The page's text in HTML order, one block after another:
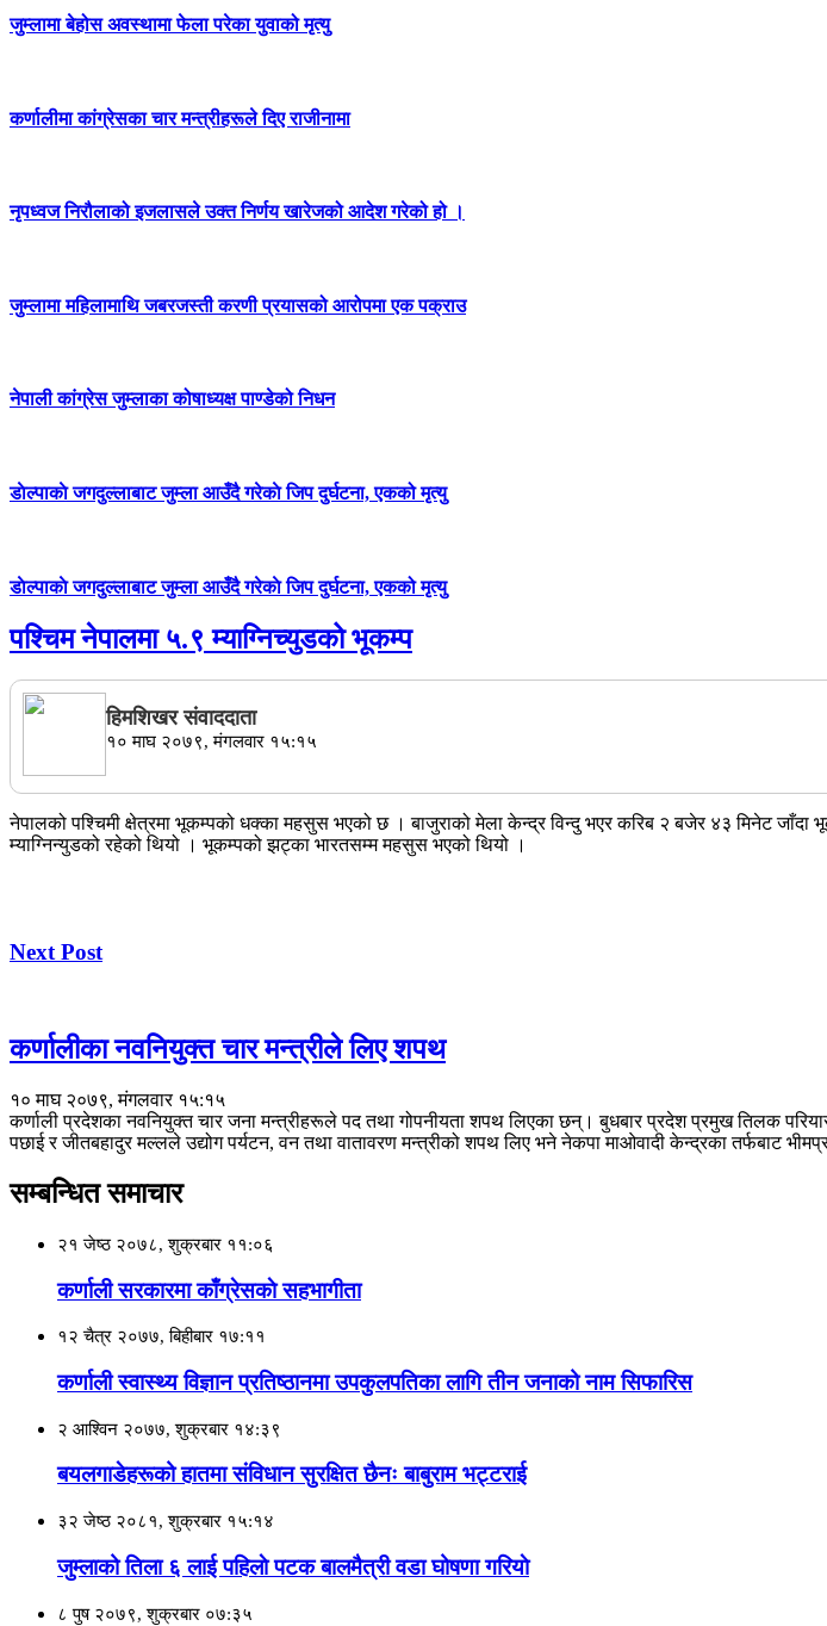
जुम्लामा बेहोस अवस्थामा फेला परेका युवाको मृत्यु
कर्णालीमा कांग्रेसका चार मन्त्रीहरूले दिए राजीनामा
नृपध्वज निरौलाको इजलासले उक्त निर्णय खारेजको आदेश गरेको हो ।
जुम्लामा महिलामाथि जबरजस्ती करणी प्रयासको आरोपमा एक पक्राउ
नेपाली कांग्रेस जुम्लाका कोषाध्यक्ष पाण्डेको निधन
डाेल्पाकाे जगदुल्लाबाट जुम्ला आउँदै गरेकाे जिप दुर्घटना, एकको मृत्यु
डाेल्पाकाे जगदुल्लाबाट जुम्ला आउँदै गरेकाे जिप दुर्घटना, एकको मृत्यु
पश्चिम नेपालमा ५.९ म्याग्निच्युडको भूकम्प
हिमशिखर संवाददाता
१० माघ २०७९, मंगलवार १५:१५
नेपालको पश्चिमी क्षेत्रमा भूकम्पको धक्का महसुस भएको छ । बाजुराको मेला केन्द्र विन्दु भएर करिब २ बजेर ४३ मिनेट
म्याग्निन्युडको रहेको थियो । भूकम्पको झट्का भारतसम्म महसुस भएको थियो ।
Next Post
कर्णालीका नवनियुक्त चार मन्त्रीले लिए शपथ
१० माघ २०७९, मंगलवार १५:१५
कर्णाली प्रदेशका नवनियुक्त चार जना मन्त्रीहरूले पद तथा गोपनीयता शपथ लिएका छन्। बुधबार प्रदेश प्रमुख तिलक
पछाई र जीतबहादुर मल्लले उद्योग पर्यटन, वन तथा वातावरण मन्त्रीको शपथ लिए भने नेकपा माओवादी केन्द्रका तर्फबाट
सम्बन्धित समाचार
२१ जेष्ठ २०७८, शुक्रबार ११:०६
कर्णाली सरकारमा काँग्रेसकाे सहभागीता
१२ चैत्र २०७७, बिहीबार १७:११
कर्णाली स्वास्थ्य विज्ञान प्रतिष्ठानमा उपकुलपतिका लागि तीन जनाको नाम सिफारिस
२ आश्विन २०७७, शुक्रबार १४:३९
बयलगाडेहरूको हातमा संविधान सुरक्षित छैनः बाबुराम भट्टराई
३२ जेष्ठ २०८१, शुक्रबार १५:१४
जुम्लाको तिला ६ लाई पहिलाे पटक बालमैत्री वडा घोषणा गरियाे
८ पुष २०७९, शुक्रबार ०७:३५